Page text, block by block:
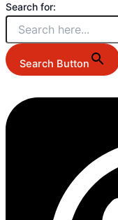
Search for:
Search Button